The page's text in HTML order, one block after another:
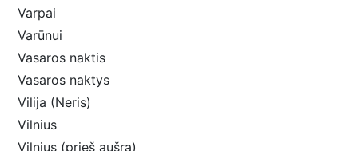
Varpai
Varūnui
Vasaros naktis
Vasaros naktys
Vilija (Neris)
Vilnius
Vilnius (prieš aušrą)